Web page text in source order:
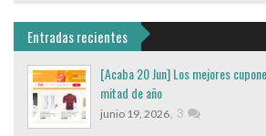
Entradas recientes
[Acaba 20 Jun] Los mejores
mitad de año
junio 19, 2026, 3